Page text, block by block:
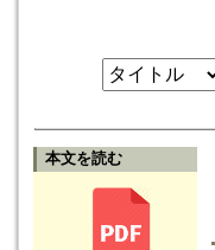
本文を読む